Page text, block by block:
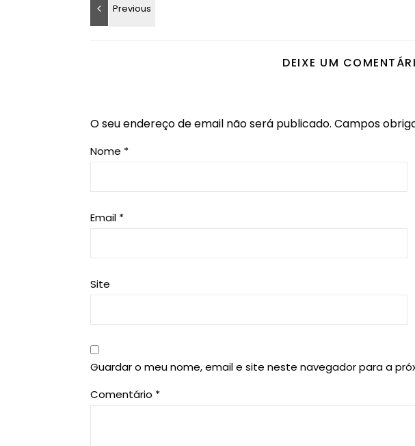
DEIXE UM
O seu endereço de email não será publicado. Campos
Nome *
Email *
Site
Guardar o meu nome, email e site neste navegador para a
Comentário *